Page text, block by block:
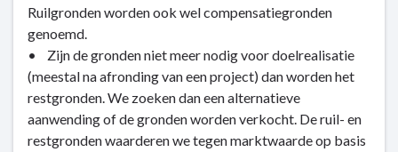
Ruilgronden worden ook wel compensatiegronden
genoemd.
• Zijn de gronden niet meer nodig voor doelrealisatie
(meestal na afronding van een project) dan worden het
restgronden. We zoeken dan een alternatieve
aanwending of de gronden worden verkocht. De ruil- en
restgronden waarderen we tegen marktwaarde op basis